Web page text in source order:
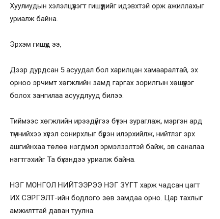
Хуулиудын хэлэлцүүлэгт гишүүдийг идэвхтэй орж ажиллахыг
уриалж байна.
Эрхэм гишүүд ээ,
Дээр дурдсан 5 асуудал бол харилцан хамааралтай, эх
орноо эрчимт хөгжлийн замд гаргах зорилгын хөшүүрэг
болох зангилаа асуудлууд билээ.
Тиймээс хөгжлийн ирээдүйгээ бүтэн зураглаж, мэргэн ард
түмнийхээ хүсэл сонирхлыг бүрэн илэрхийлж, нийтлэг эрх
ашгийнхаа төлөө нэгдмэл эрмэлзэлтэй байж, эв саналаа
нэгтгэхийг Та бүхэндээ уриалж байна.
НЭГ МОНГОЛ НИЙТЭЭРЭЭ НЭГ ЗҮГТ харж чадсан цагт
ИХ СЭРГЭЛТ-ийн бодлого зөв замдаа орно. Цар тахлыг
амжилттай даван туулна.